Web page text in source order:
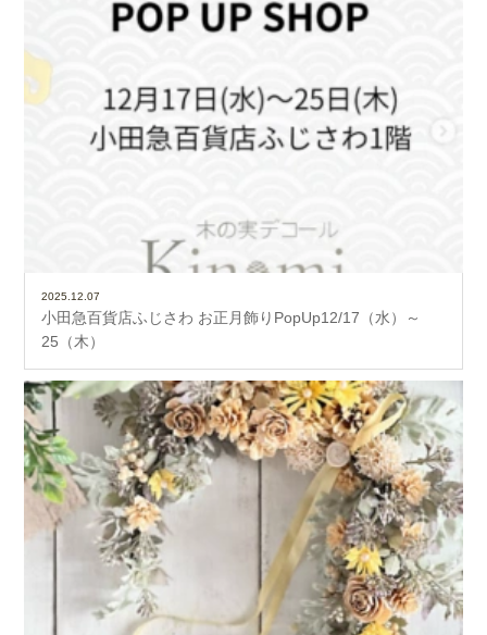
2025.12.07
小田急百貨店ふじさわ お正月飾りPopUp12/17（水）～
25（木）